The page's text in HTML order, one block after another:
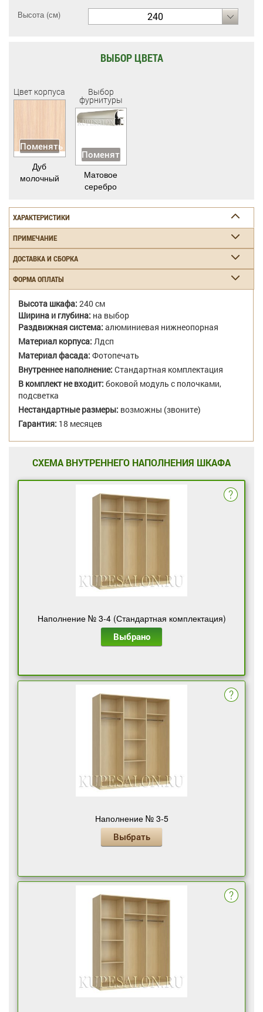
Высота (см) 240
ВЫБОР ЦВЕТА
Цвет корпуса
Поменять
Дуб
молочный
Выбор
фурнитуры
Поменять
Матовое
серебро
ХАРАКТЕРИСТИКИ
ПРИМЕЧАНИЕ
ДОСТАВКА И СБОРКА
ФОРМА ОПЛАТЫ
Высота шкафа: 240 см
Ширина и глубина: на выбор
Раздвижная система: алюминиевая нижнеопорная
Материал корпуса: Лдсп
Материал фасада: Фотопечать
Внутреннее наполнение: Стандартная комплектация
В комплект не входит: боковой модуль с полочками,
подсветка
Нестандартные размеры: возможны (звоните)
Гарантия: 18 месяцев
СХЕМА ВНУТРЕННЕГО НАПОЛНЕНИЯ ШКАФА
Наполнение № 3-4 (Стандартная комплектация)
Выбрано
Наполнение № 3-5
Выбрать